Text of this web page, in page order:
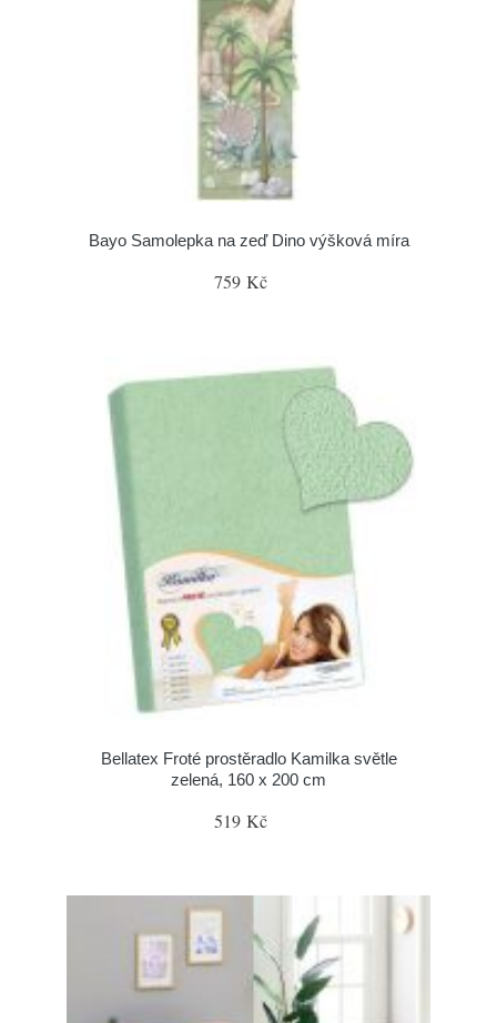
Bayo Samolepka na zeď Dino výšková míra
759 Kč
Bellatex Froté prostěradlo Kamilka světle
zelená, 160 x 200 cm
519 Kč